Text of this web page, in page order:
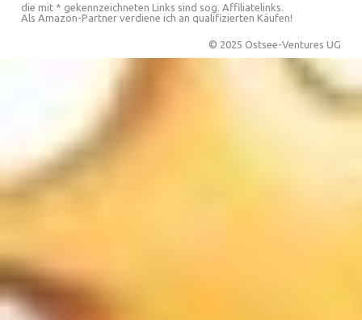
die mit * gekennzeichneten Links sind sog. Affiliatelinks.
Als Amazon-Partner verdiene ich an qualifizierten Käufen!
© 2025 Ostsee-Ventures UG